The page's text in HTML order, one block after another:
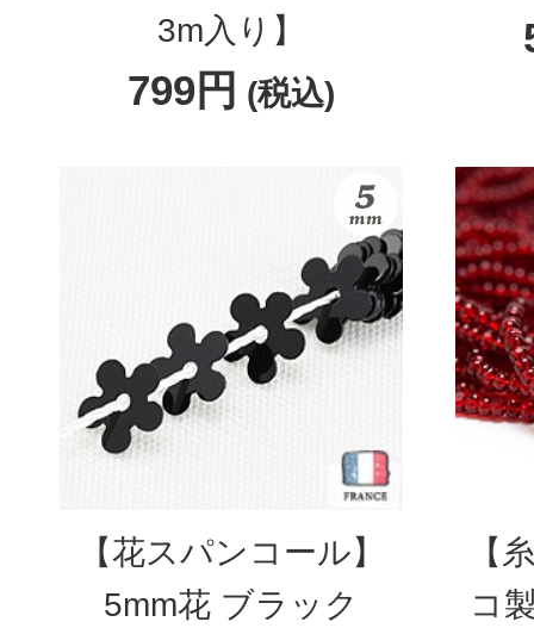
3m入り】
799円 (税込)
【花スパンコール】
5mm花 ブラック
【
コ